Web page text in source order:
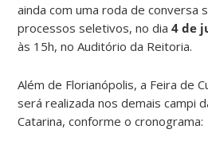
ainda com uma roda de conversa
processos seletivos, no dia4 de
às 15h, no Auditório da Reitoria.
Além de Florianópolis, a Feira de
será realizada nos demais campi
Catarina, conforme o cronograma: